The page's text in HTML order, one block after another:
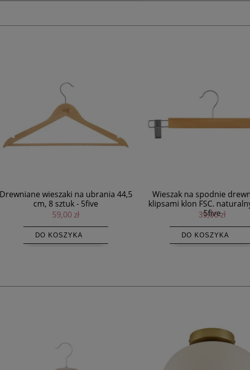
Wieszak na spodnie drewniany z
klipsami klon FSC. naturalny 3 szt -
5five
39,00 zł
DO KOSZYKA
Nowoczesna ławka Bronx z
zamszu - Muubs
1 955,00 zł
DO KOSZYKA